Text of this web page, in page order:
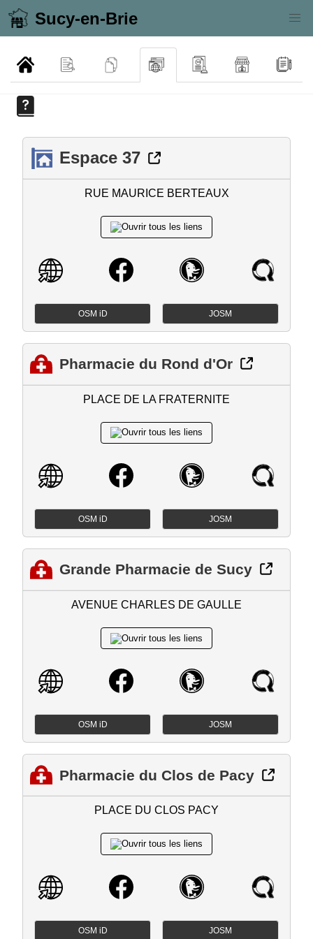
Sucy-en-Brie
Espace 37
RUE MAURICE BERTEAUX
OSM iD JOSM
Pharmacie du Rond d'Or
PLACE DE LA FRATERNITE
OSM iD JOSM
Grande Pharmacie de Sucy
AVENUE CHARLES DE GAULLE
OSM iD JOSM
Pharmacie du Clos de Pacy
PLACE DU CLOS PACY
OSM iD JOSM